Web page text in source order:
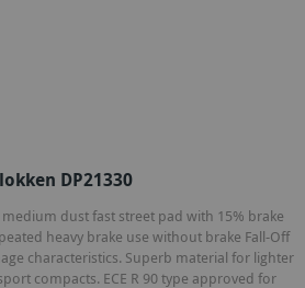
DP21330
dust fast street pad with 15% brake
heavy brake use without brake Fall-Off
characteristics. Superb material for lighter
compacts. ECE R 90 type approved for